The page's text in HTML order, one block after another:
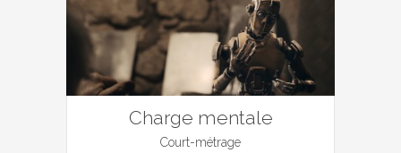
Charge mentale
Court-métrage